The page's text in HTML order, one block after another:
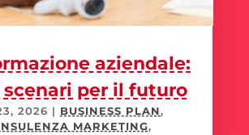
aziendale:
scenari per il futuro
2026 | BUSINESS PLAN,
MARKETING,